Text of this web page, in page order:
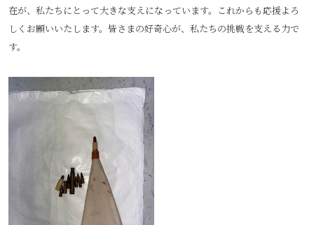
在が、私たちにとって大きな支えになっています。これからも応援よろ
しくお願いいたします。皆さまの好奇心が、私たちの挑戦を支える力で
す。